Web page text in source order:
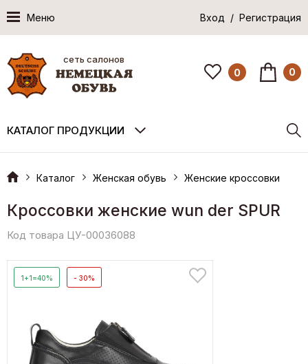
Меню Вход / Регистрация
сеть салонов
0 0
КАТАЛОГ ПРОДУКЦИИ
Каталог Женская обувь Женские кроссовки
Кроссовки женские wun der SPUR
Код товара ЦУ-00036088
1+1=40% - 30%